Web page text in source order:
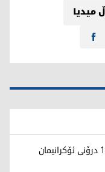
رووسیا: زیاتر لە 150 درۆنی ئۆکرانیمان